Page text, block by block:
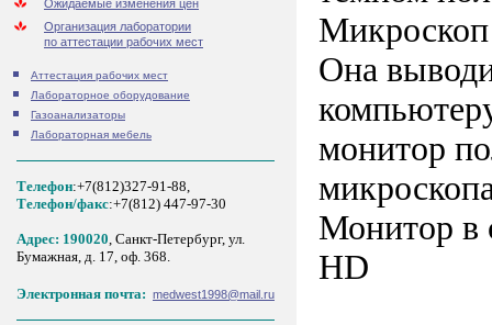
Ожидаемые изменения цен
Организация лаборатории
по аттестации рабочих мест
Аттестация рабочих мест
Лабораторное оборудование
Газоанализаторы
Лабораторная мебель
Телефон:+7(812)327-91-88,
Tелефон/факс:+7(812) 447-97-30
Адрес: 190020, Санкт-Петербург, ул.
Бумажная, д. 17, оф. 368.
Электронная почта: medwest1998@mail.ru
Она
монитор
Монитор в
HD